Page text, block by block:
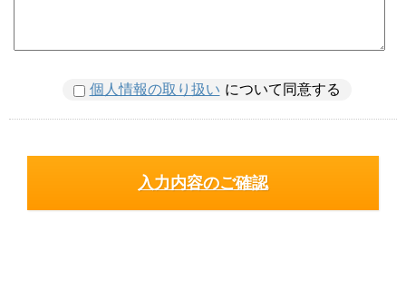
個人情報の取り扱い について同意する